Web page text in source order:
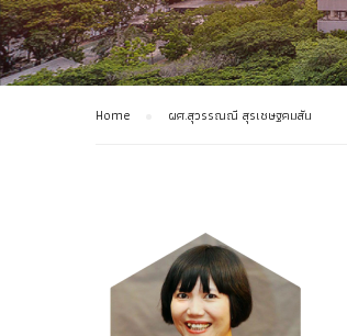
Home ผศ.สุวรรณณี สุรเชษฐคมสัน